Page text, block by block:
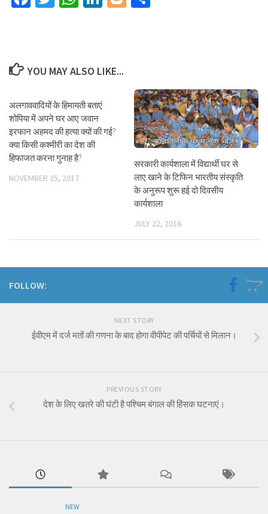
YOU MAY ALSO LIKE...
अलगाववादियों के हिमायती बताएं
शोपिया में अपने घर आए जवान
इरफान अहमद की हत्या क्यों की गई?
क्या किसी कश्मीरी का देश की
हिफाजत करना गुनाह है?
NOVEMBER 25, 2017
सरकारी कार्यशाला में विद्यार्थी घर से
लाए खाने के टिफिन भारतीय संस्कृति
के अनुरूप शुरू हई दो दिवसीय
कार्यशाला
JULY 22, 2016
FOLLOW:
NEXT STORY
ईवीएम में दर्ज मतों की गणना के बाद होगा वीपीपेट की पर्चियों से मिलान।
PREVIOUS STORY
देश के लिए खतरे की घंटी है पश्चिम बंगाल की हिंसक घटनाएं।
NEW